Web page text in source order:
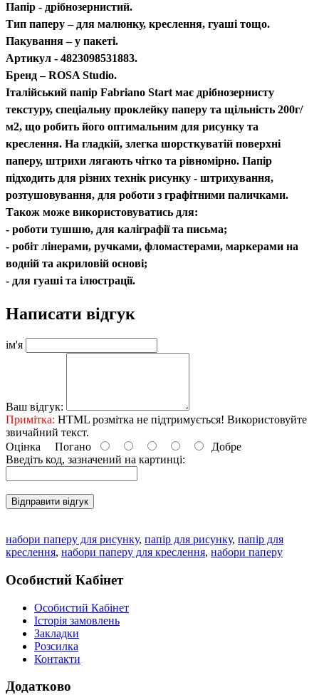
Папір - дрібнозернистий.
Тип паперу – для малюнку, креслення, гуаші тощо.
Пакування – у пакеті.
Артикул - 4823098531883.
Бренд – ROSA Studio.
Італійський папір Fabriano Start має дрібнозернисту
текстуру, спеціальну проклейку паперу та щільність 200г/
м2, що робить його оптимальним для рисунку та
креслення. На гладкій, злегка шорсткуватій поверхні
паперу, штрихи лягають чітко та рівномірно. Папір
підходить для різних технік рисунку - штрихування,
розтушовування, для роботи з графітними паличками.
Також може використовуватись для:
- роботи тушшю, для каліграфії та письма;
- робіт лінерами, ручками, фломастерами, маркерами на
водній та акриловій основі;
- для гуаші та ілюстрації.
Написати відгук
ім'я
Ваш відгук:
Примітка: HTML розмітка не підтримується! Використовуйте
звичайний текст.
Оцінка Погано
Добре
Введіть код, зазначений на картинці:
Відправити відгук
набори паперу для рисунку, папір для рисунку, папір для
креслення, набори паперу для креслення, набори паперу
Особистий Кабінет
Особистий Кабінет
Історія замовлень
Закладки
Розсилка
Контакти
Додатково